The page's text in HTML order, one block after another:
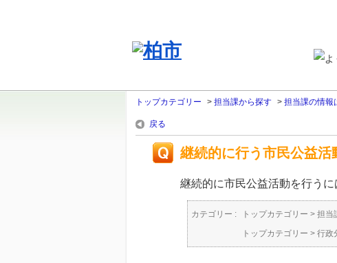
トップカテゴリー > 担当課から探す > 担当課の情報
戻る
継続的に行う市民公益活
継続的に市民公益活動を行うに
カテゴリー : トップカテゴリー > 担当
トップカテゴリー > 行政